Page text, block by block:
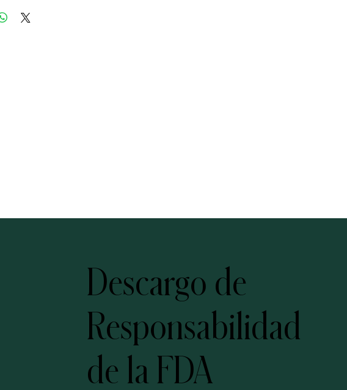
Descargo de
Responsabilidad
de la FDA